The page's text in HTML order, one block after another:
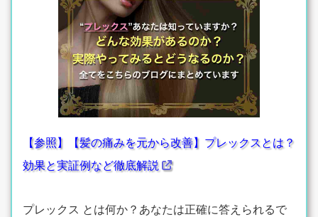
【参照】【髪の痛みを元から改善】プレックスとは？
効果と実証例など徹底解説
プレックス とは何か？あなたは正確に答えられるで